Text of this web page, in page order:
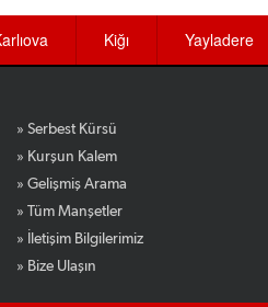
Kiğı Yayladere
» Serbest Kürsü
» Kurşun Kalem
» Gelişmiş Arama
» Tüm Manşetler
» İletişim Bilgilerimiz
» Bize Ulaşın